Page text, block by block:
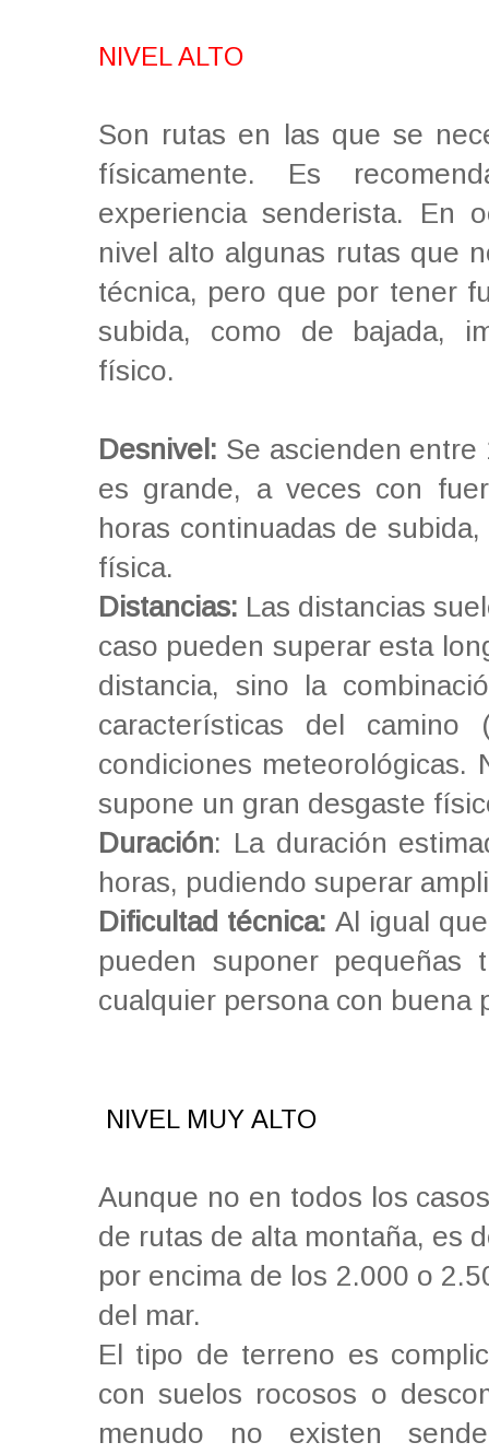
NIVEL ALTO
Son rutas en las que se
físicamente. Es
experiencia senderista. En
nivel alto algunas rutas que
técnica, pero que por tener
subida, como de bajada,
físico.
Desnivel: Se ascienden
es grande, a veces con
horas continuadas de
física.
Distancias: Las distancias
caso pueden superar esta
distancia, sino la
características del
condiciones meteorológicas.
supone un gran desgaste
Duración: La duración
horas, pudiendo superar
Dificultad técnica: Al igual
pueden suponer pequeñas
cualquier persona con buena
NIVEL MUY ALTO
Aunque no en todos los
de rutas de alta montaña, es
por encima de los 2.000 o
del mar.
El tipo de terreno es
con suelos rocosos o
menudo no existen